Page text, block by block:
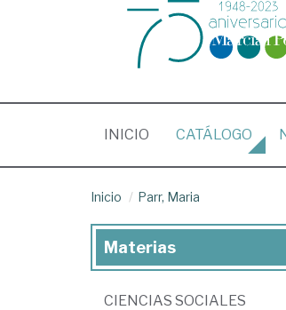
INICIO (CURRENT)
CATÁLOGO
Inicio Parr, Maria
Materias
CIENCIAS SOCIALES